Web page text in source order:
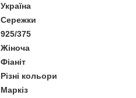
Україна
Сережки
925/375
Жіноча
Фіаніт
Різні кольори
Маркіз